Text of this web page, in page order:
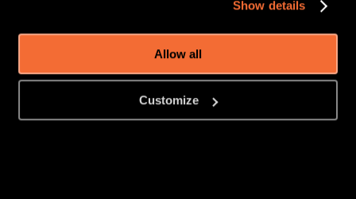
Show details
Allow all
Customize
熔岩秀喷发成成功